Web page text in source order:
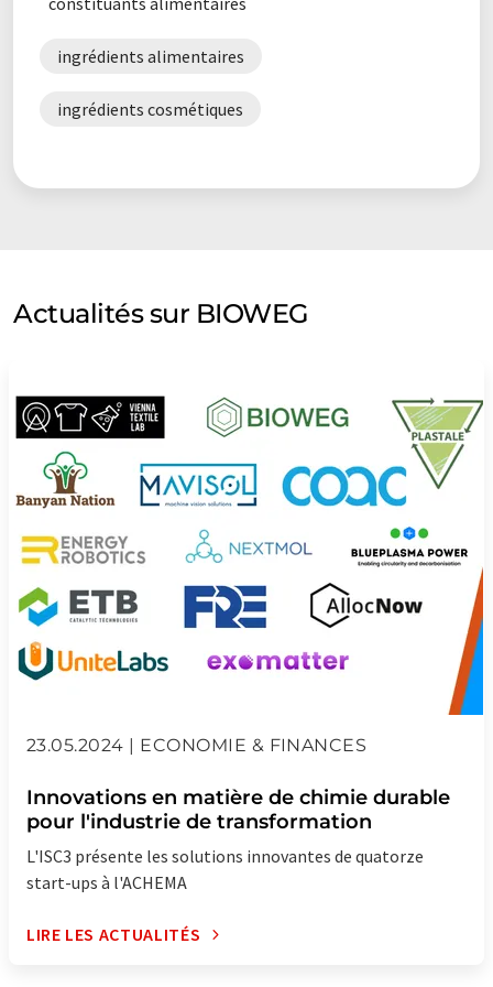
ingrédients alimentaires
ingrédients cosmétiques
Actualités sur BIOWEG
23.05.2024 | ECONOMIE & FINANCES
Innovations en matière de chimie durable
pour l'industrie de transformation
L'ISC3 présente les solutions innovantes de quatorze
start-ups à l'ACHEMA
LIRE LES ACTUALITÉS